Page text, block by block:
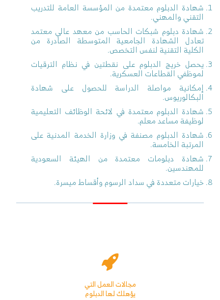
شهادة الدبلوم معتمدة من المؤسسة العامة للتدريب
التقني والمهني.
شهادة دبلوم شبكات الحاسب من معهد عالي معتمد
تعادل الشهادة الجامعية المتوسطة الصادرة من
الكلية التقنية لنفس التخصص.
يحصل خريج الدبلوم على نقطتين في نظام الترقيات
لموظفي القطاعات العسكرية.
إمكانية مواصلة الدراسة للحصول على شهادة
البكالوريوس.
شهادة الدبلوم معتمدة في لائحة الوظائف التعليمية
لوظيفة مساعد معلم.
شهادة الدبلوم مصنفة في وزارة الخدمة المدنية على
المرتبة الخامسة.
شهادة دبلومات معتمدة من الهيئة السعودية
للمهندسين.
خيارات متعددة في سداد الرسوم وأقساط ميسرة.
مجالات العمل التي
يؤهلك لها الدبلوم